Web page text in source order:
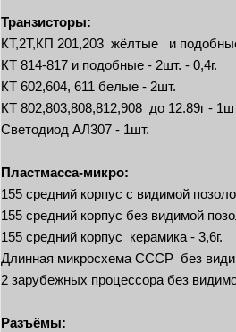
Транзисторы:
КТ,2Т,КП 201,203 жёлтые и
КТ 814-817 и подобные - 2шт. - 0,4г.
КТ 602,604, 611 белые - 2шт.
КТ 802,803,808,812,908 до 12.89г -
Светодиод АЛ307 - 1шт.
Пластмасса-микро:
155 средний корпус с видимой
155 средний корпус без видимой
155 средний корпус керамика - 3,6г.
Длинная микросхема СССР без
2 зарубежных процессора без
Разъёмы: